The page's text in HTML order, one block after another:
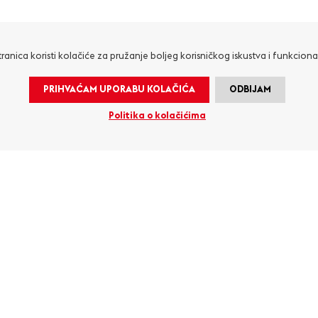
koristi kolačiće za pružanje boljeg korisničkog iskustva i
PRIHVAĆAM UPORABU KOLAČIĆA ODBIJAM
Politika o kolačićima